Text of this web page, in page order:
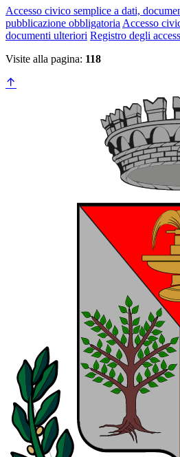
Accesso civico semplice a dati,
pubblicazione obbligatoriaAccesso
documenti ulteriori Registro degli
Visite alla pagina: 118